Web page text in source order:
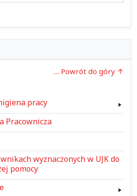
… Powrót do góry
pracy
Pracownicza
wyznaczonych w UJK do
pomocy